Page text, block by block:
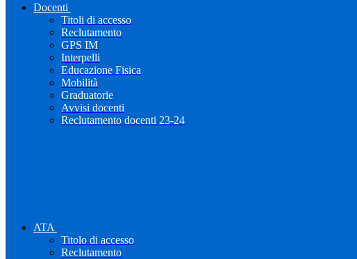
Docenti
Titoli di accesso
Reclutamento
GPS IM
Interpelli
Educazione Fisica
Mobilità
Graduatorie
Avvisi docenti
Reclutamento docenti 23-24
ATA
Titolo di accesso
Reclutamento